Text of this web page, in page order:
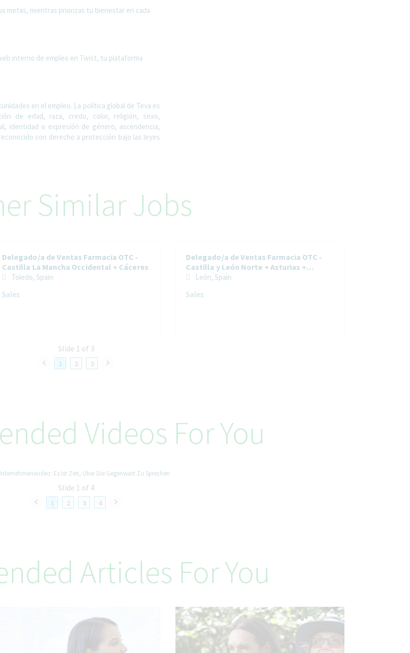
metas, mientras priorizas tu bienestar en cada
interno de empleo en Twist, tu plataforma
en el empleo. La política global de Teva es
de edad, raza, credo, color, religión, sexo,
identidad o expresión de género, ascendencia,
con derecho a protección bajo las leyes
Similar Jobs
1 2 3
Delegado/a de Ventas Farmacia OTC -
Castilla La Mancha Occidental + Cáceres
Toledo, Spain
Sales
Delegado/a de Ventas Farmacia OTC -
Castilla y León Norte + Asturias +
CantabriaLeón, Spain
Sales
Slide 1 of 3
Videos For You
1 2 3 4
Es Ist Zeit, Über Die Gegenwart Zu Sprechen
Slide 1 of 4
Articles For You